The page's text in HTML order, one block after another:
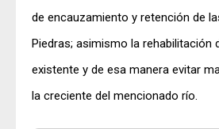
de encauzamiento y retención de
Piedras; asimismo la rehabilitación
existente y de esa manera evitar
la creciente del mencionado río.